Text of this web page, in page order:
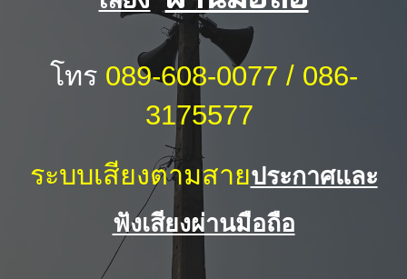
โทร 089-608-0077 / 086-
3175577
ระบบเสียงตามสายประกาศและ
ฟังเสียงผ่านมือถือ